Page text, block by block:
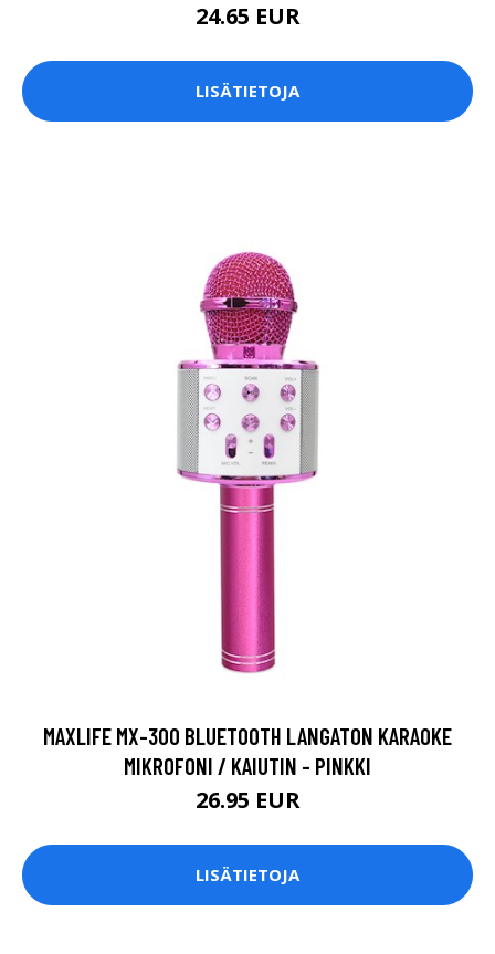
24.65 EUR
LISÄTIETOJA
MAXLIFE MX-300 BLUETOOTH LANGATON KARAOKE
MIKROFONI / KAIUTIN - PINKKI
26.95 EUR
LISÄTIETOJA